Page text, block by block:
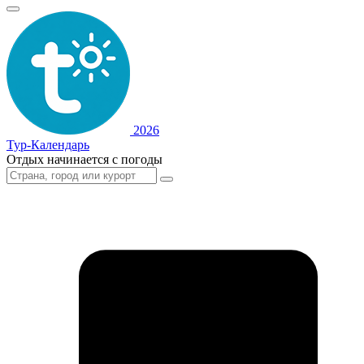
2026
Тур-Календарь
Отдых начинается с погоды